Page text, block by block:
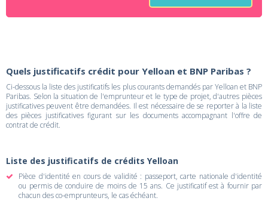
Quels justificatifs crédit pour Yelloan et BNP Paribas ?
Ci-dessous la liste des justificatifs les plus courants demandés par Yelloan et BNP
Paribas. Selon la situation de l'emprunteur et le type de projet, d'autres pièces
justificatives peuvent être demandées. Il est nécessaire de se reporter à la liste
des pièces justificatives figurant sur les documents accompagnant l'offre de
contrat de crédit.
Liste des justificatifs de crédits Yelloan
Pièce d'identité en cours de validité : passeport, carte nationale d'identité
ou permis de conduire de moins de 15 ans. Ce justificatif est à fournir par
chacun des co-emprunteurs, le cas échéant.